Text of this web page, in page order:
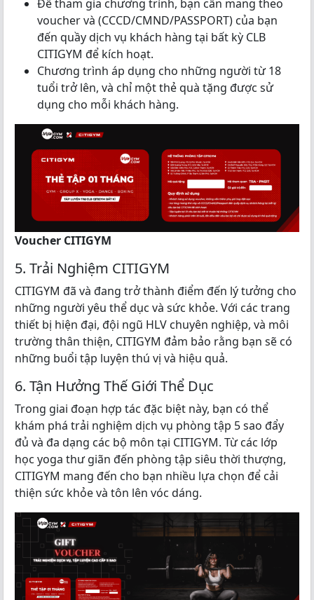
Để tham gia chương trình, bạn cần mang theo
voucher và (CCCD/CMND/PASSPORT) của bạn
đến quầy dịch vụ khách hàng tại bất kỳ CLB
CITIGYM để kích hoạt.
Chương trình áp dụng cho những người từ 18
tuổi trở lên, và chỉ một thẻ quà tặng được sử
dụng cho mỗi khách hàng.
Voucher CITIGYM
5. Trải Nghiệm CITIGYM
CITIGYM đã và đang trở thành điểm đến lý tưởng cho
những người yêu thể dục và sức khỏe. Với các trang
thiết bị hiện đại, đội ngũ HLV chuyên nghiệp, và môi
trường thân thiện, CITIGYM đảm bảo rằng bạn sẽ có
những buổi tập luyện thú vị và hiệu quả.
6. Tận Hưởng Thế Giới Thể Dục
Trong giai đoạn hợp tác đặc biệt này, bạn có thể
khám phá trải nghiệm dịch vụ phòng tập 5 sao đẩy
đủ và đa dạng các bộ môn tại CITIGYM. Từ các lớp
học yoga thư giãn đến phòng tập siêu thời thượng,
CITIGYM mang đến cho bạn nhiều lựa chọn để cải
thiện sức khỏe và tôn lên vóc dáng.